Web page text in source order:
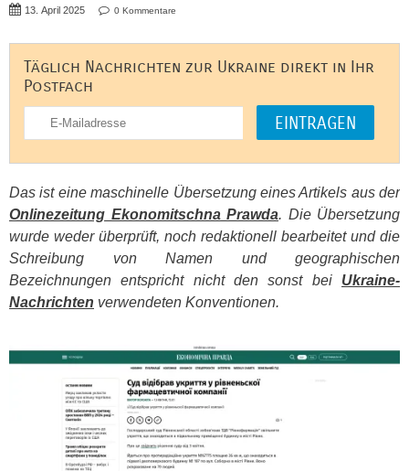
13. April 2025 0 Kommentare
Täglich Nachrichten zur Ukraine direkt in Ihr
Postfach
Das ist eine maschinelle Übersetzung eines Artikels aus der
Onlinezeitung Ekonomitschna Prawda. Die Übersetzung
wurde weder überprüft, noch redaktionell bearbeitet und die
Schreibung von Namen und geographischen
Bezeichnungen entspricht nicht den sonst bei Ukraine-
Nachrichten verwendeten Konventionen.